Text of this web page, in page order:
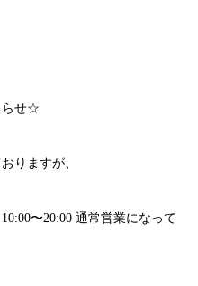
らせ☆
りますが、
〜20:00 通常営業になって